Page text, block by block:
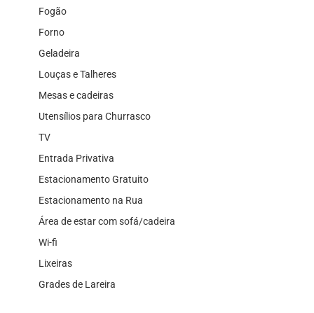
Fogão
Forno
Geladeira
Louças e Talheres
Mesas e cadeiras
Utensílios para Churrasco
TV
Entrada Privativa
Estacionamento Gratuito
Estacionamento na Rua
Área de estar com sofá/cadeira
Wi-fi
Lixeiras
Grades de Lareira